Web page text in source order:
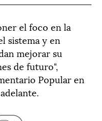
el foco en la
sistema y en
mejorar su
de futuro",
Popular en